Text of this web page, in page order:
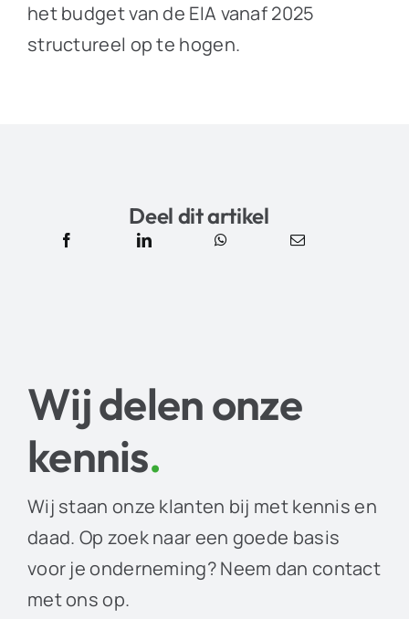
het budget van de EIA vanaf 2025
structureel op te hogen.
Deel dit artikel
Wij delen onze
kennis.
Wij staan onze klanten bij met kennis en
daad. Op zoek naar een goede basis
voor je onderneming? Neem dan contact
met ons op.